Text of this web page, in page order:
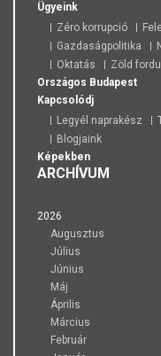
Ügyeink
Zéro korrupció
Gazdaságpolitika
Oktatás
Zöld
Országos Budapest
Kapcsolódj
Legyél naprakész
Blogjaink
Képekben
ARCHÍVUM
2026
Augusztus
Július
Június
Máj
Április
Március
Február